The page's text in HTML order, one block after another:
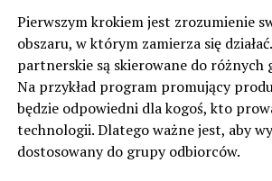
Pierwszym krokiem jest zrozumienie
obszaru, w którym zamierza się
partnerskie są skierowane do różnych
Na przykład program promujący
będzie odpowiedni dla kogoś, kto
technologii. Dlatego ważne jest, aby
dostosowany do grupy odbiorców.